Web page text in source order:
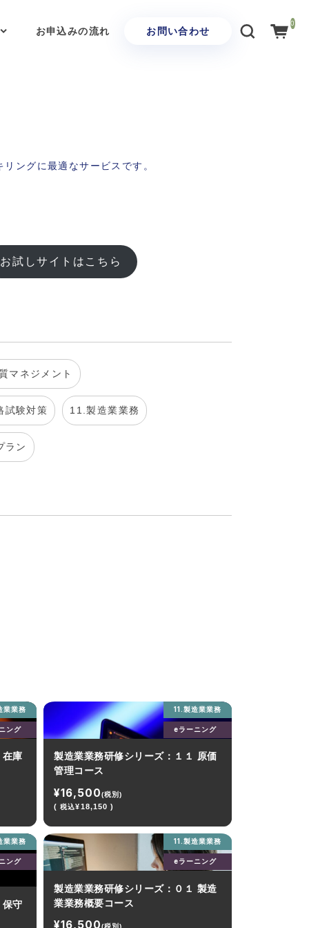
お申込みの流れ お問い合わせ
0
ングに最適なサービスです。
お試しサイトはこちら
マネジメント
試験対策 11.製造業業務
ラン
業業務
ング
在庫
11.製造業業務
eラーニング
製造業業務研修シリーズ：１１ 原価
管理コース
¥16,500(税別)
(税込¥18,150 )
業業務
ング
保守
11.製造業業務
eラーニング
製造業業務研修シリーズ：０１ 製造
業業務概要コース
¥16,500